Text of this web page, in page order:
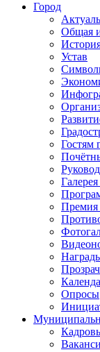
Город
Общая
Устав
Гостям
Премия
Опросы